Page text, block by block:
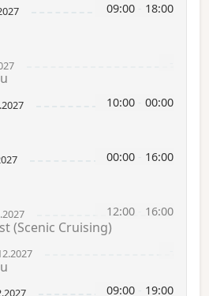
09:00 18:00
10:00 00:00
00:00 16:00
12:00 16:00
(Scenic Cruising)
09:00 19:00